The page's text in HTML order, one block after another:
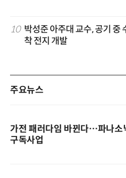
10 박성준 아주대 교수, 공기
착 전지 개발
주요뉴스
가전 패러다임 바뀐다…파나소
구독사업